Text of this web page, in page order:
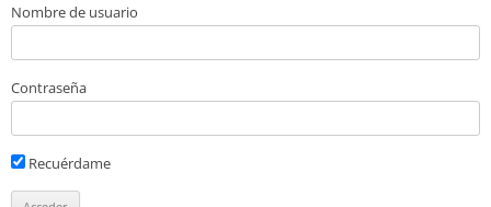
Nombre de usuario
Contraseña
Recuérdame